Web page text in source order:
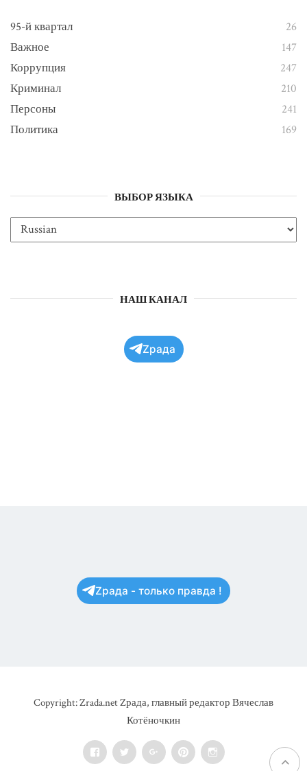
95-й квартал
26
Важное
147
Коррупция
247
Криминал
210
Персоны
241
Политика
169
ВЫБОР ЯЗЫКА
НАШ КАНАЛ
Zрада
Zрада - только правда !
Copyright: Zrada.net Zрада, главный редактор Вячеслав
Котёночкин
FacebookTwitter Google+PinterestInstagram